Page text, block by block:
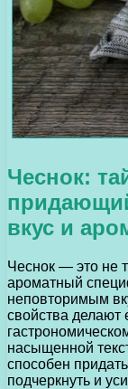
Чеснок:
вкус и
Чеснок — это не
ароматный
неповторимым
свойства
насыщенной
способен
подчеркнуть и